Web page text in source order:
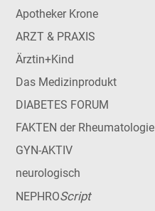
Apotheker Krone
ARZT & PRAXIS
Ärztin+Kind
Das Medizinprodukt
DIABETES FORUM
FAKTEN der Rheumatologie
GYN-AKTIV
neurologisch
NEPHROScript